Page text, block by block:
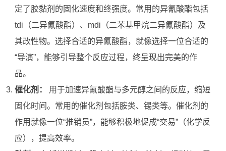
定了胶黏剂的固化速度和终强度。常用的异氰酸酯包括
tdi（二异氰酸酯）、mdi（二苯基甲烷二异氰酸酯）及
其改性物。选择合适的异氰酸酯，就像选择一位合适的
“导演”，能够引导整个反应过程，终呈现出完美的作
品。
催化剂：
用于加速异氰酸酯与多元醇之间的反应，缩短
固化时间。常用的催化剂包括胺类、锡类等。催化剂的
作用就像一位“推销员”，能够积极地促成“交易”（化学反
应），提高效率。